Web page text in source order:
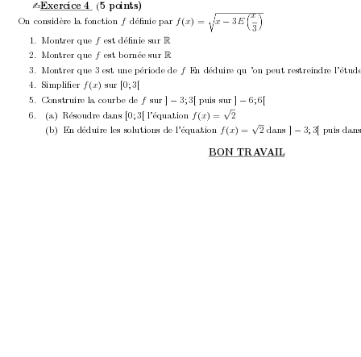
-Exercice 4 (5 points)
On considère la fonction fdéﬁnie par f(x) = x −3E
x
3
1.
Montrer que fest déﬁnie sur
2. Montrer que fest bornée sur
3. Montrer que 3 est une période de f En déduire qu ’on peut restreindre
4.
Simpliﬁer f(x)sur
[0; 3[
5.
Construire la courbe de fsur −3; 3[ puis sur −6; 6[
6.
(a) Résoudre dans [0; 3[ l’équation f(x) = √
(b)
En déduire les solutions de l’équation f(x) = √2dans − 3; 3[ puis
BON TRAVAIL